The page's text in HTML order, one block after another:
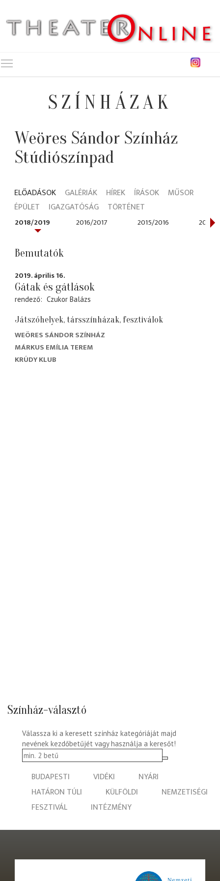
SZÍNHÁZAK
Weöres Sándor Színház
Stúdiószínpad
ELŐADÁSOK GALÉRIÁK HÍREK ÍRÁSOK
MŰSOR
ÉPÜLET
IGAZGATÓSÁG TÖRTÉNET
2018/2019 2016/2017 2015/2016 2011/
Bemutatók
2019. április 16.
Gátak és gátlások
rendező Czukor Balázs
Játszóhelyek, társszínházak, fesztiválok
WEÖRES SÁNDOR SZÍNHÁZ
MÁRKUS EMÍLIA TEREM
KRÚDY KLUB
Színház-választó
Válassza ki a keresett színház kategóriáját majd
nevének kezdőbetűjét vagy használja a keresőt!
BUDAPESTI VIDÉKI
NYÁRI
HATÁRON TÚLI
KÜLFÖLDI
NEMZETISÉGI
FESZTIVÁL
INTÉZMÉNY